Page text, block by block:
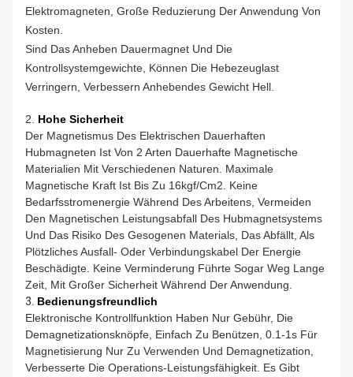
Elektromagneten, Große Reduzierung Der Anwendung Von
Kosten.
Sind Das Anheben Dauermagnet Und Die
Kontrollsystemgewichte, Können Die Hebezeuglast
Verringern, Verbessern Anhebendes Gewicht Hell.
2. Hohe Sicherheit
Der Magnetismus Des Elektrischen Dauerhaften
Hubmagneten Ist Von 2 Arten Dauerhafte Magnetische
Materialien Mit Verschiedenen Naturen. Maximale
Magnetische Kraft Ist Bis Zu 16kgf/cm2. Keine
Bedarfsstromenergie Während Des Arbeitens, Vermeiden
Den Magnetischen Leistungsabfall Des Hubmagnetsystems
Und Das Risiko Des Gesogenen Materials, Das Abfällt, Als
Plötzliches Ausfall- Oder Verbindungskabel Der Energie
Beschädigte. Keine Verminderung Führte Sogar Weg Lange
Zeit, Mit Großer Sicherheit Während Der Anwendung.
3. Bedienungsfreundlich
Elektronische Kontrollfunktion Haben Nur Gebühr, Die
Demagnetizationsknöpfe, Einfach Zu Benützen, 0.1-1s Für
Magnetisierung Nur Zu Verwenden Und Demagnetization,
Verbesserte Die Operations-Leistungsfähigkeit. Es Gibt